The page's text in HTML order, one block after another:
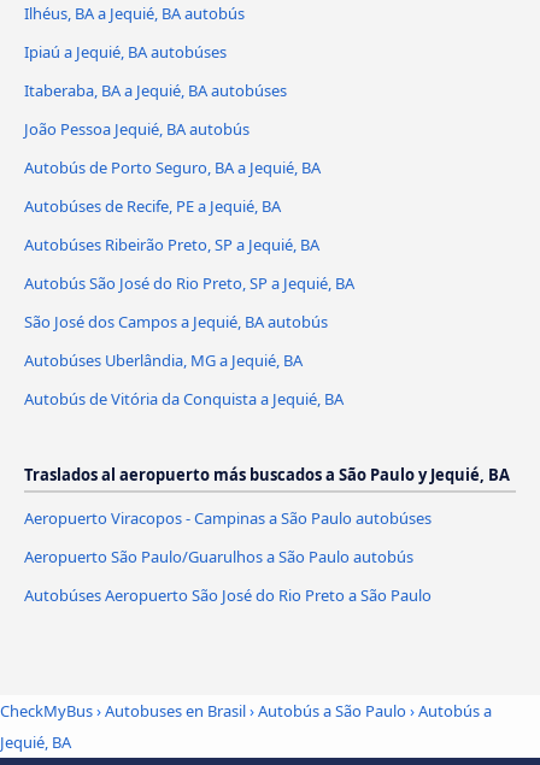
Ilhéus, BA a Jequié, BA autobús
Ipiaú a Jequié, BA autobúses
Itaberaba, BA a Jequié, BA autobúses
João Pessoa Jequié, BA autobús
Autobús de Porto Seguro, BA a Jequié, BA
Autobúses de Recife, PE a Jequié, BA
Autobúses Ribeirão Preto, SP a Jequié, BA
Autobús São José do Rio Preto, SP a Jequié, BA
São José dos Campos a Jequié, BA autobús
Autobúses Uberlândia, MG a Jequié, BA
Autobús de Vitória da Conquista a Jequié, BA
Traslados al aeropuerto más buscados a São Paulo y Jequié, BA
Aeropuerto Viracopos - Campinas a São Paulo autobúses
Aeropuerto São Paulo/Guarulhos a São Paulo autobús
Autobúses Aeropuerto São José do Rio Preto a São Paulo
CheckMyBus›Autobuses en Brasil›Autobús a São Paulo›Autobús a
Jequié, BA